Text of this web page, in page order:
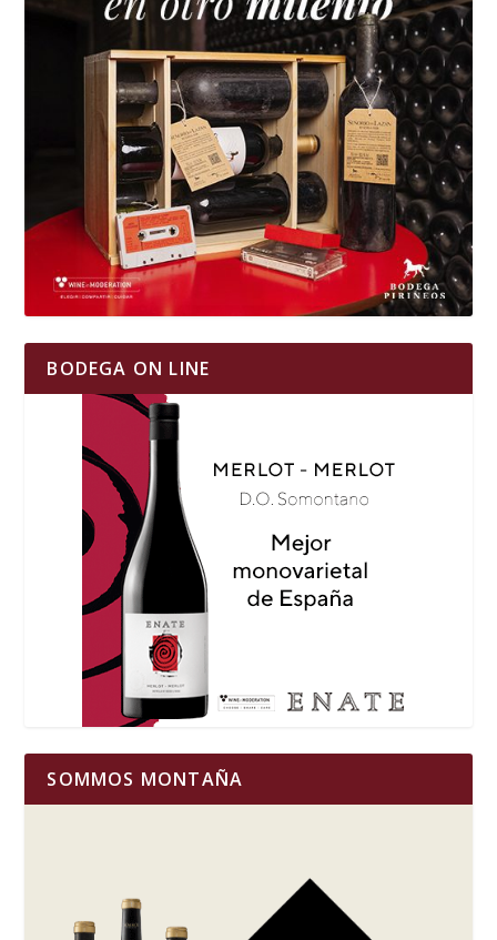
BODEGA ON LINE
SOMMOS MONTAÑA